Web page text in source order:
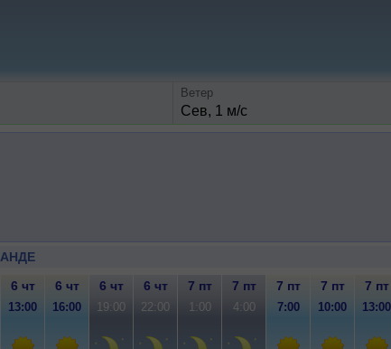
Ветер
Сев, 1 м/с
6 чт 6 чт 6 чт 6 чт 7 пт 7 пт 7 пт 7 пт 7 пт
13:00 16:00 19:00 22:00 1:00 4:00 7:00 10:00 13:00